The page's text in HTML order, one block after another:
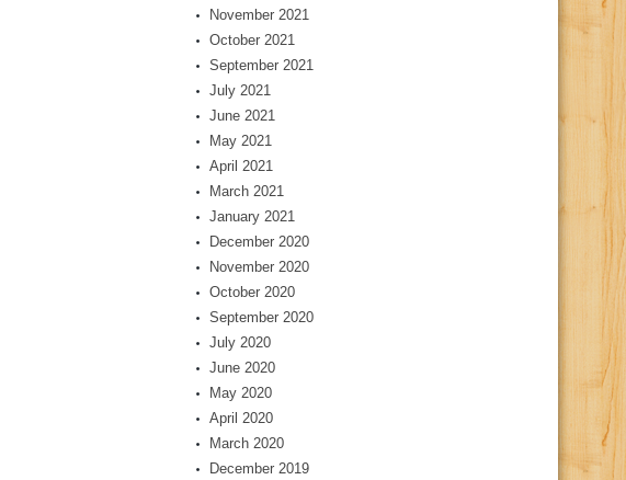
November 2021
October 2021
September 2021
July 2021
June 2021
May 2021
April 2021
March 2021
January 2021
December 2020
November 2020
October 2020
September 2020
July 2020
June 2020
May 2020
April 2020
March 2020
December 2019